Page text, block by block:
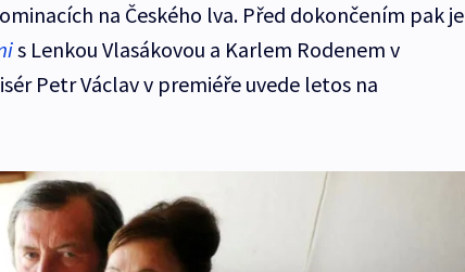
na Českého lva. Před dokončením pak je
s Lenkou Vlasákovou a Karlem Rodenem v
Petr Václav v premiéře uvede letos na